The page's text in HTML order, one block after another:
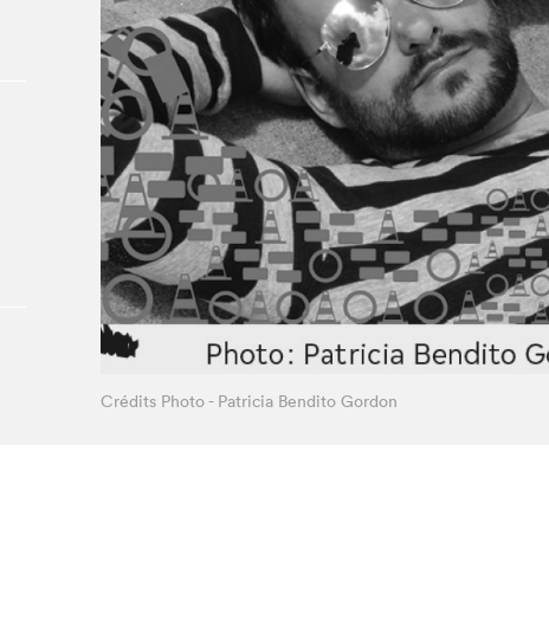
À propos du Salon
Liste des exposant·e·s
Liste des auteur·rice·s
Crédits Photo - Patricia Bendito Gordon